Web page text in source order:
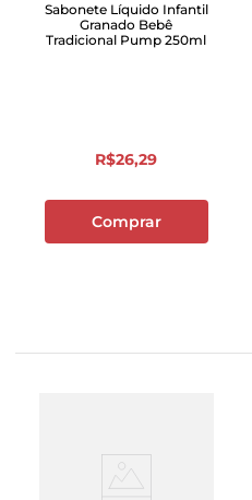
Sabonete Líquido Infantil
Granado Bebê
Tradicional Pump 250ml
R$26,29
Comprar